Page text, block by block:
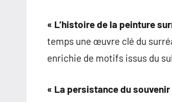
« L’histoire de la peinture
temps une œuvre clé du
enrichie de motifs issus du
« La persistance du souvenir